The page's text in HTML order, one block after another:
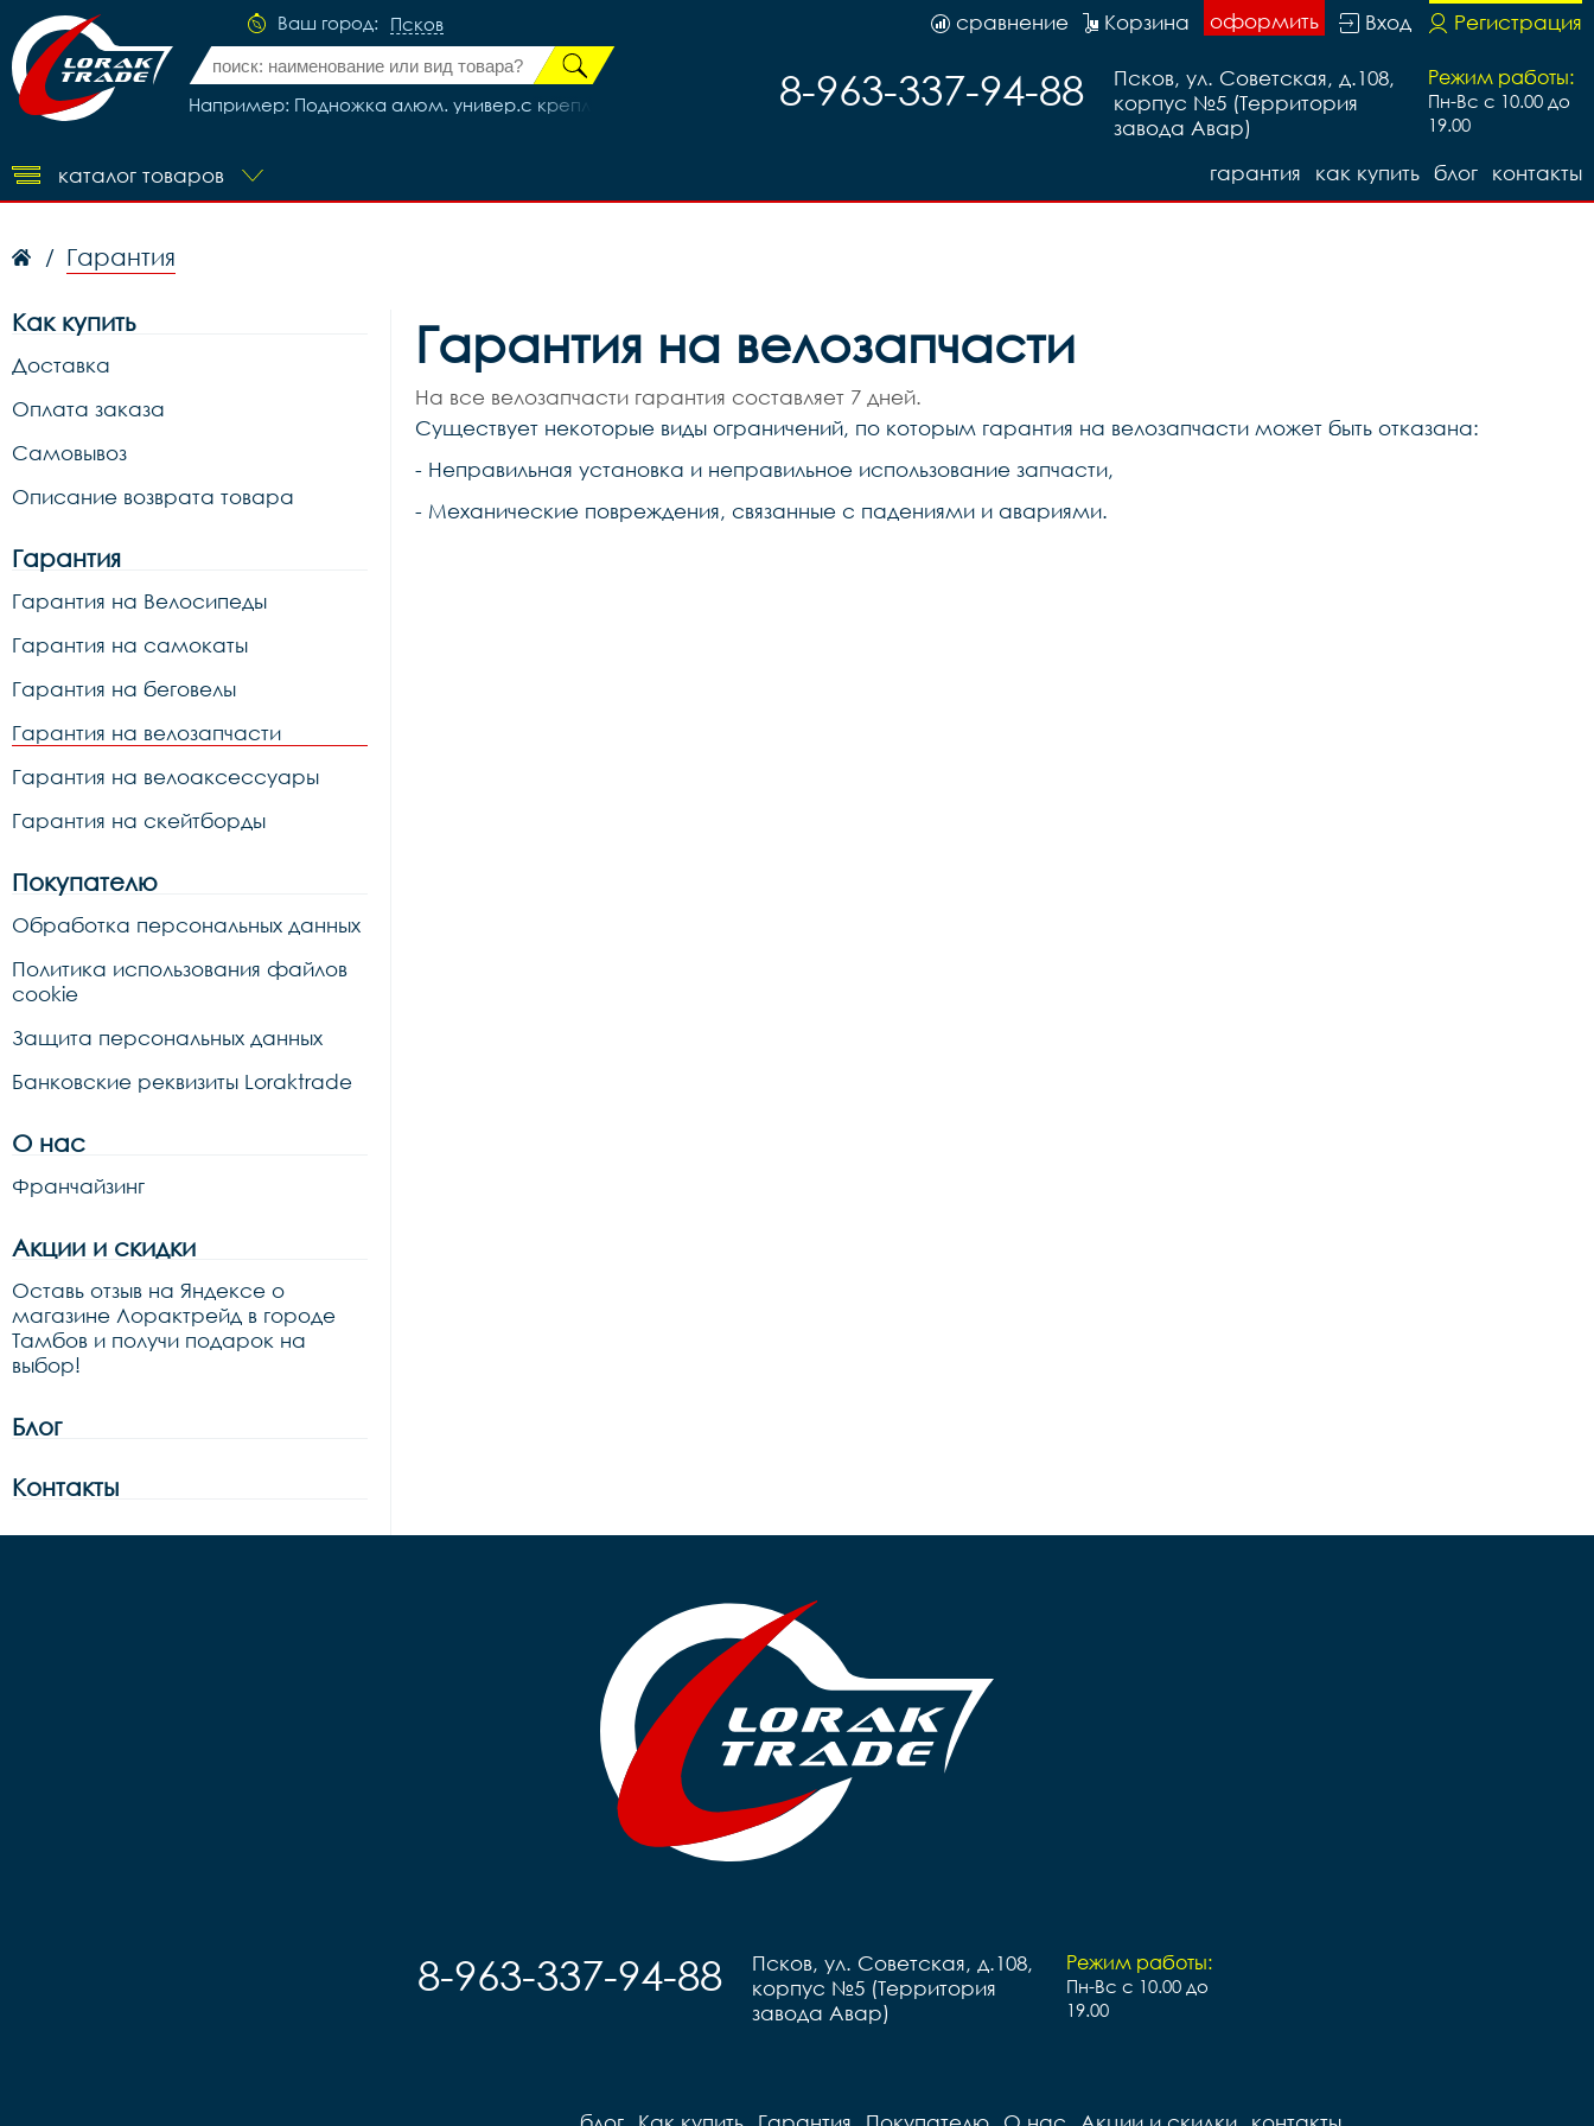
Ваш город: Псков
Например: Подножка алюм. универ.с крепл. на перо белая, код 50157
Регистрация
Вход
оформить
Корзина
сравнение
Режим работы:
Пн-Вс с 10.00 до
19.00
Псков, ул. Советская, д.108,
корпус №5 (Территория
завода Авар)
8-963-337-94-88
каталог товаров контакты
блог
как купить
гарантия
/ Гарантия
Как купить
Доставка
Оплата заказа
Самовывоз
Описание возврата товара
Гарантия
Гарантия на Велосипеды
Гарантия на самокаты
Гарантия на беговелы
Гарантия на велозапчасти
Гарантия на велоаксессуары
Гарантия на скейтборды
Покупателю
Обработка персональных данных
Политика использования файлов
cookie
Защита персональных данных
Банковские реквизиты Loraktrade
О нас
Франчайзинг
Акции и скидки
Оставь отзыв на Яндексе о
магазине Лорактрейд в городе
Тамбов и получи подарок на
выбор!
Блог
Контакты
Гарантия на велозапчасти
На все велозапчасти гарантия составляет 7 дней.
Существует некоторые виды ограничений, по которым гарантия на велозапчасти может быть отказана:
- Неправильная установка и неправильное использование запчасти,
- Механические повреждения, связанные с падениями и авариями.
Режим работы:
Пн-Вс с 10.00 до
19.00
Псков, ул. Советская, д.108,
корпус №5 (Территория
завода Авар)
8-963-337-94-88